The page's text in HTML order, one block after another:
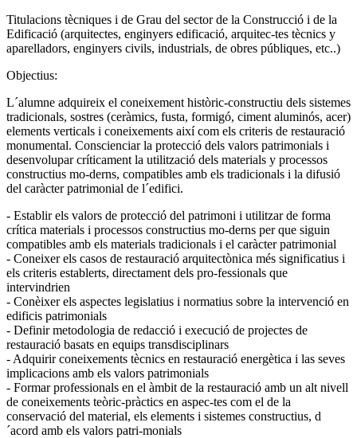
Titulacions tècniques i de Grau del sector de la Construcció i de la
Edificació (arquitectes, enginyers edificació, arquitec-tes tècnics y
aparelladors, enginyers civils, industrials, de obres públiques, etc..)
Objectius:
L´alumne adquireix el coneixement històric-constructiu dels sistemes
tradicionals, sostres (ceràmics, fusta, formigó, ciment aluminós, acer)
elements verticals i coneixements així com els criteris de restauració
monumental. Conscienciar la protecció dels valors patrimonials i
desenvolupar críticament la utilització dels materials y processos
constructius mo-derns, compatibles amb els tradicionals i la difusió
del caràcter patrimonial de l´edifici.
- Establir els valors de protecció del patrimoni i utilitzar de forma
crítica materials i processos constructius mo-derns per que siguin
compatibles amb els materials tradicionals i el caràcter patrimonial
- Coneixer els casos de restauració arquitectònica més significatius i
els criteris establerts, directament dels pro-fessionals que
intervindrien
- Conèixer els aspectes legislatius i normatius sobre la intervenció en
edificis patrimonials
- Definir metodologia de redacció i execució de projectes de
restauració basats en equips transdisciplinars
- Adquirir coneixements tècnics en restauració energètica i las seves
implicacions amb els valors patrimonials
- Formar professionals en el àmbit de la restauració amb un alt nivell
de coneixements teòric-pràctics en aspec-tes com el de la
conservació del material, els elements i sistemes constructius, d
´acord amb els valors patri-monials